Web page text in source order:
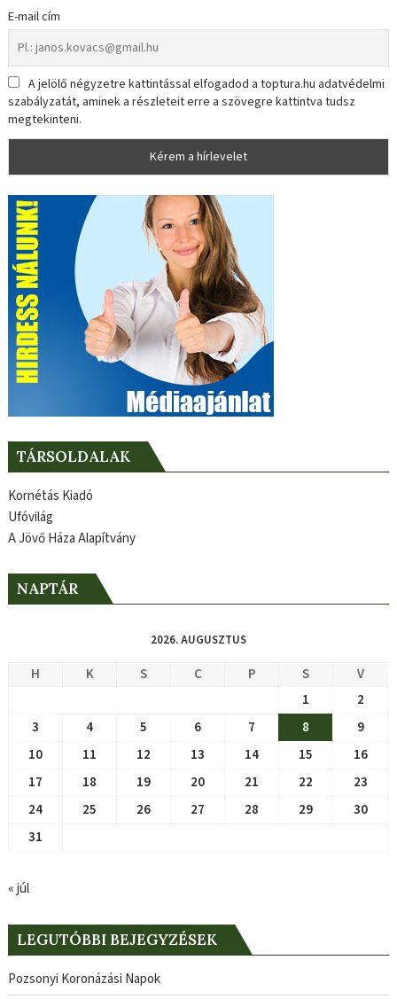
E-mail cím
A jelölő négyzetre kattintással elfogadod a toptura.hu adatvédelmi
szabályzatát, aminek a részleteit erre a szövegre kattintva tudsz
megtekinteni.
TÁRSOLDALAK
Kornétás Kiadó
Ufóvilág
A Jövő Háza Alapítvány
NAPTÁR
2026. AUGUSZTUS
H K S C P S
V
1
2
3
4 5 6 7 8
9
10
11 12 13 14 15
16
17
18 19 20 21 22
23
24
25 26 27 28 29
30
31
« júl
LEGUTÓBBI BEJEGYZÉSEK
Pozsonyi Koronázási Napok